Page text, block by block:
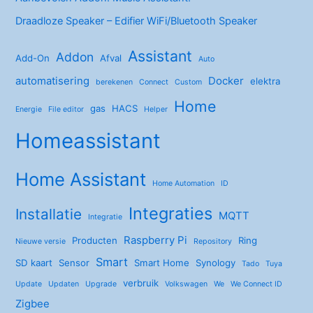
Draadloze Speaker – Edifier WiFi/Bluetooth Speaker
Add-On Addon Afval Assistant Auto
automatisering berekenen Connect Custom Docker elektra
Energie File editor gas HACS Helper Home
Homeassistant
Home Assistant Home Automation ID
Installatie Integratie Integraties MQTT
Nieuwe versie Producten Raspberry Pi Repository
Ring
SD kaart
Sensor Smart Smart Home Synology Tado Tuya
Update Updaten Upgrade verbruik Volkswagen We We Connect ID
Zigbee